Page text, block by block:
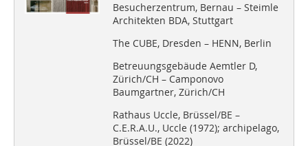
Besucherzentrum, Bernau – Steimle
Architekten BDA, Stuttgart
The CUBE, Dresden – HENN, Berlin
Betreuungsgebäude Aemtler D,
Zürich/CH – Camponovo
Baumgartner, Zürich/CH
Rathaus Uccle, Brüssel/BE –
C.E.R.A.U., Uccle (1972); archipelago,
Brüssel/BE (2022)